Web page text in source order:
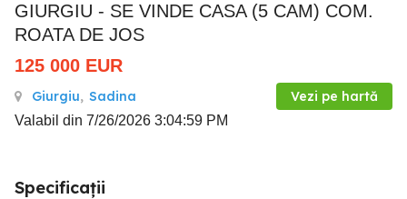
GIURGIU - SE VINDE CASA (5 CAM) COM.
ROATA DE JOS
125 000 EUR
Giurgiu, Sadina Vezi pe hartă
Valabil din 7/26/2026 3:04:59 PM
Specificații